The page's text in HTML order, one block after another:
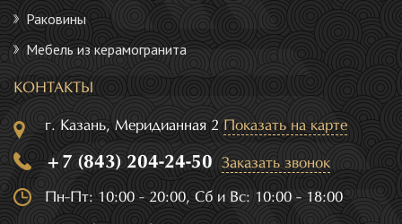
Раковины
Мебель из керамогранита
КОНТАКТЫ
г. Казань, Меридианная 2Показать на карте
+7 (843) 204-24-50 Заказать звонок
Пн-Пт: 10:00 - 20:00, Сб и Вс: 10:00 - 18:00